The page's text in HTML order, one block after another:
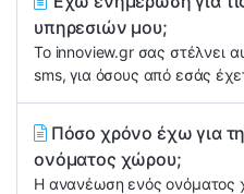
υπηρεσιών μου;
Το innoview.gr σας στέλνει
sms, για όσους από εσάς
Πόσο χρόνο έχω για
ονόματος χώρου;
Η ανανέωση ενός ονόματος